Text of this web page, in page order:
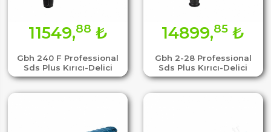
Gbh 240 F Professional
Sds Plus Kırıcı-Delici
11549,88 ₺
Gbh 2-28 Professional
Sds Plus Kırıcı-Delici
14899,85 ₺